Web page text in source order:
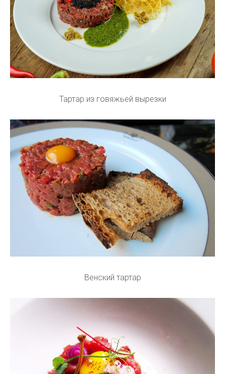
Тартар из говяжьей вырезки
Венский тартар